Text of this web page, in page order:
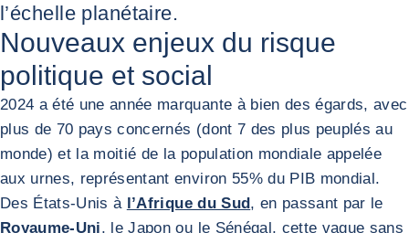
l’échelle planétaire.
Nouveaux enjeux du risque
politique et social
2024 a été une année marquante à bien des égards, avec
plus de 70 pays concernés (dont 7 des plus peuplés au
monde) et la moitié de la population mondiale appelée
aux urnes, représentant environ 55% du PIB mondial.
Des États-Unis à l’Afrique du Sud, en passant par le
Royaume-Uni, le Japon ou le Sénégal, cette vague sans